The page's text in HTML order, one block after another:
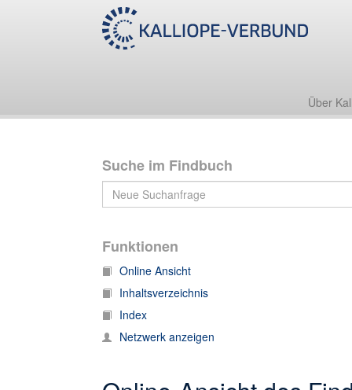
Über
Suche im Findbuch
Funktionen
Online Ansicht
Inhaltsverzeichnis
Index
Netzwerk anzeigen
A:Klages, Ludwig - [Bestand, Nachlass]